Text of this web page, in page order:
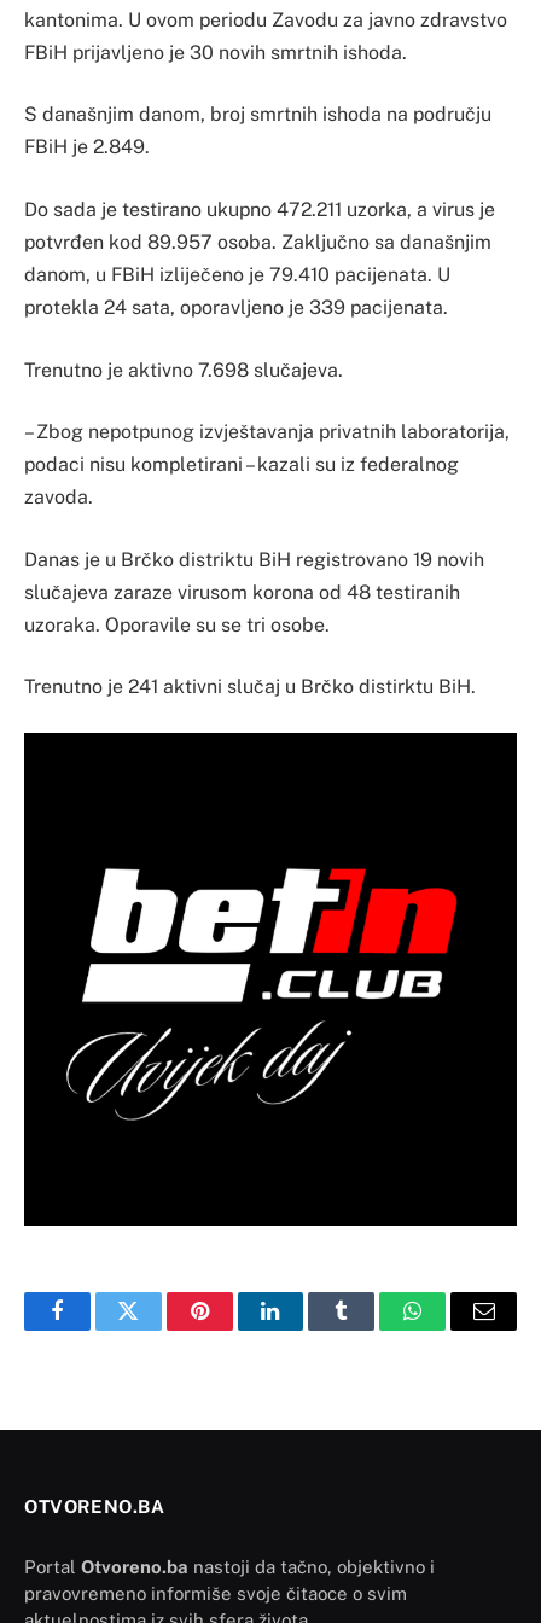
kantonima. U ovom periodu Zavodu za javno zdravstvo
FBiH prijavljeno je 30 novih smrtnih ishoda.
S današnjim danom, broj smrtnih ishoda na području
FBiH je 2.849.
Do sada je testirano ukupno 472.211 uzorka, a virus je
potvrđen kod 89.957 osoba. Zaključno sa današnjim
danom, u FBiH izliječeno je 79.410 pacijenata. U
protekla 24 sata, oporavljeno je 339 pacijenata.
Trenutno je aktivno 7.698 slučajeva.
– Zbog nepotpunog izvještavanja privatnih laboratorija,
podaci nisu kompletirani – kazali su iz federalnog
zavoda.
Danas je u Brčko distriktu BiH registrovano 19 novih
slučajeva zaraze virusom korona od 48 testiranih
uzoraka. Oporavile su se tri osobe.
Trenutno je 241 aktivni slučaj u Brčko distirktu BiH.
FacebookTwitter PinterestLinkedInTumblr WhatsAppEmail
OTVORENO.BA
Portal Otvoreno.ba nastoji da tačno, objektivno i
pravovremeno informiše svoje čitaoce o svim